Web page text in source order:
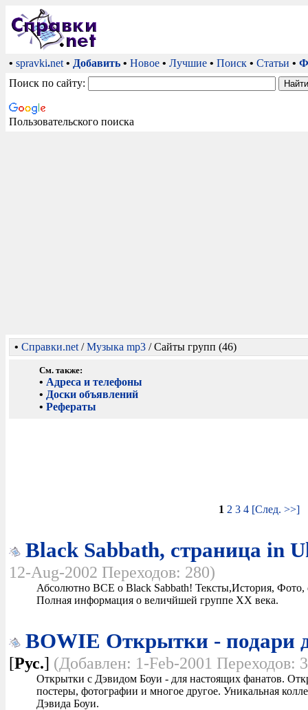
• spravki.net • Добавить • Новое • Лучшие • Поиск • Статьи •
Поиск по сайту:
Пользовательского поиска
• Справки.net /Музыка mp3 / Сайты групп (46)
См. также:
• Адреса и телефоны
• Доски объявлений
•Рефераты
1 2 3 4 [След. >>]
Black Sabbath, страница in
12-Aug-2002 Переходов: 280)
Абсолютно ВСЕ о Black Sabbath! Тексты,История,
Полная информация о величйшей группе XX века.
BOWIE Открытки - подари
[Рус.] (Добавлен: 1-Feb-2001 Переходов:
Открытки с Дэвидом Боуи - для настоящих фанатов.
постеры, фотографии и многое другое. Уникальная
Дэвида Боуи.